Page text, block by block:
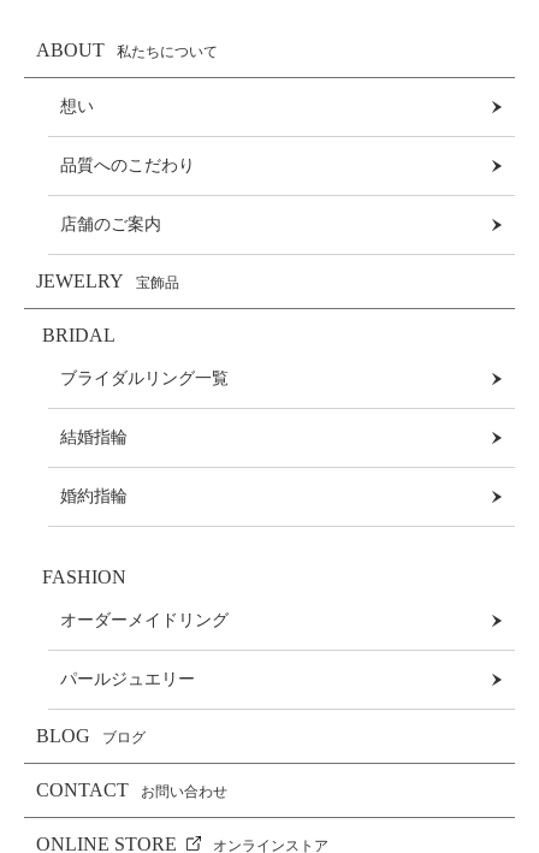
ABOUT 私たちについて
想い
品質へのこだわり
店舗のご案内
JEWELRY 宝飾品
BRIDAL
ブライダルリング一覧
結婚指輪
婚約指輪
FASHION
オーダーメイドリング
パールジュエリー
BLOG ブログ
CONTACT お問い合わせ
ONLINE STORE オンラインストア